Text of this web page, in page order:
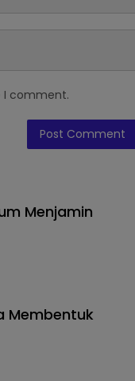
I comment.
Menjamin
Membentuk